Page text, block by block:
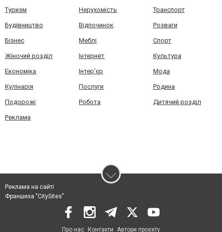
Туризм Нерухомість Транспорт
Будівництво Відпочинок Розваги
Бізнес Меблі Спорт
Жіночий розділ Інтернет Культура
Економіка Інтер'єр Мода
Кулінарія Послуги Родина
Подорожі Робота Дитячий розділ
Реклама
Реклама на сайті
Франшиза "CitySites"
Про нас Контакти Автори проєкту